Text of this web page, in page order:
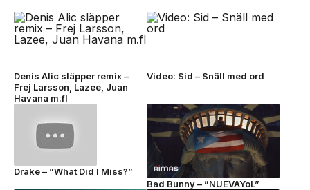
Denis Alic släpper remix –
Frej Larsson, Lazee, Juan
Havana m.fl
Video: Sid – Snäll med ord
Drake – ”What Did I Miss?”
Bad Bunny – ”NUEVAYoL”